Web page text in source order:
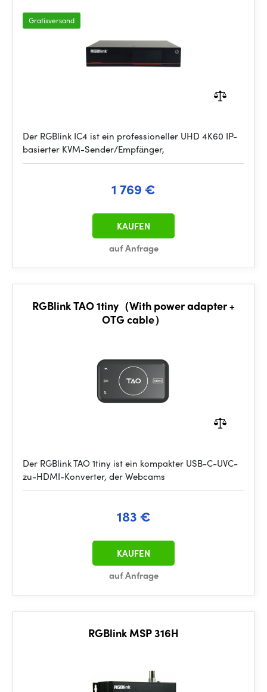
Gratisversand
Der RGBlink IC4 ist ein professioneller UHD 4K60 IP-
basierter KVM-Sender/Empfänger,
1 769 €
auf Anfrage
KAUFEN
RGBlink TAO 1tiny（With power adapter +
OTG cable）
Der RGBlink TAO 1tiny ist ein kompakter USB-C-UVC-
zu-HDMI-Konverter, der Webcams
183 €
auf Anfrage
KAUFEN
RGBlink MSP 316H